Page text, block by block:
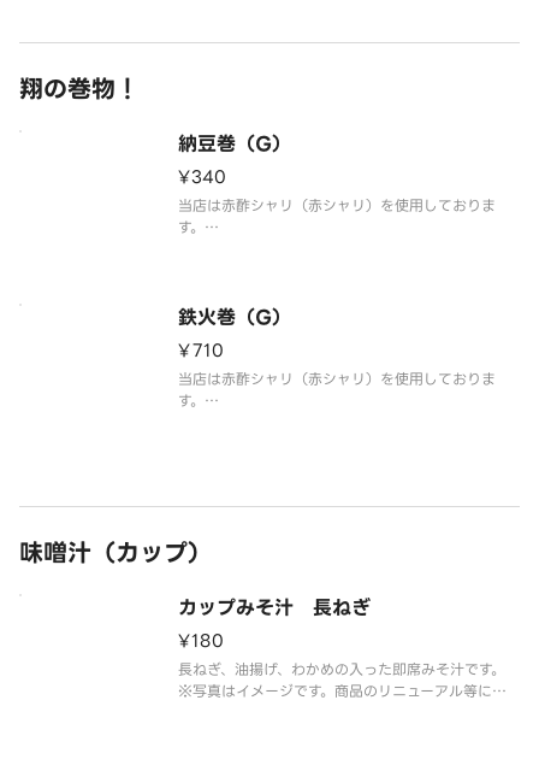
翔の巻物！
納豆巻（G）
¥340
当店は赤酢シャリ（赤シャリ）を使用しておりま
す。
こだわりの海苔で細巻にしました。海苔は色艶・味
います。
鉄火巻（G）
¥710
当店は赤酢シャリ（赤シャリ）を使用しておりま
す。
味噌汁（カップ）
カップみそ汁 長ねぎ
¥180
長ねぎ、油揚げ、わかめの入った即席みそ汁です。
※写真はイメージです。商品のリニューアル等によ